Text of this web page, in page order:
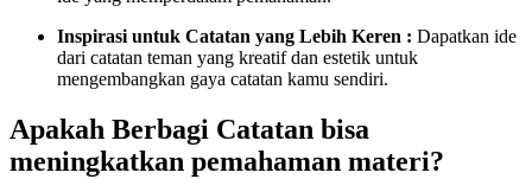
Inspirasi untuk Catatan yang Lebih Keren : Dapatkan ide
dari catatan teman yang kreatif dan estetik untuk
mengembangkan gaya catatan kamu sendiri.
Apakah Berbagi Catatan bisa
meningkatkan pemahaman materi?